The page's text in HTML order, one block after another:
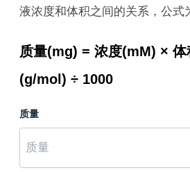
液浓度和体积之间的关系，公式
质量(mg) = 浓度(mM) ×
(g/mol) ÷ 1000
质量